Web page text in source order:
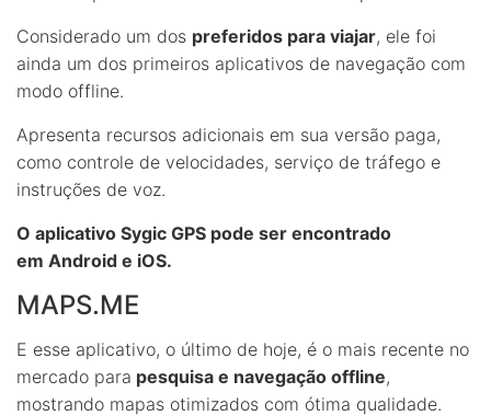
Considerado um dos preferidos para viajar, ele foi
ainda um dos primeiros aplicativos de navegação com
modo offline.
Apresenta recursos adicionais em sua versão paga,
como controle de velocidades, serviço de tráfego e
instruções de voz.
O aplicativo Sygic GPS pode ser encontrado
em Android e iOS.
MAPS.ME
E esse aplicativo, o último de hoje, é o mais recente no
mercado para pesquisa e navegação offline,
mostrando mapas otimizados com ótima qualidade.